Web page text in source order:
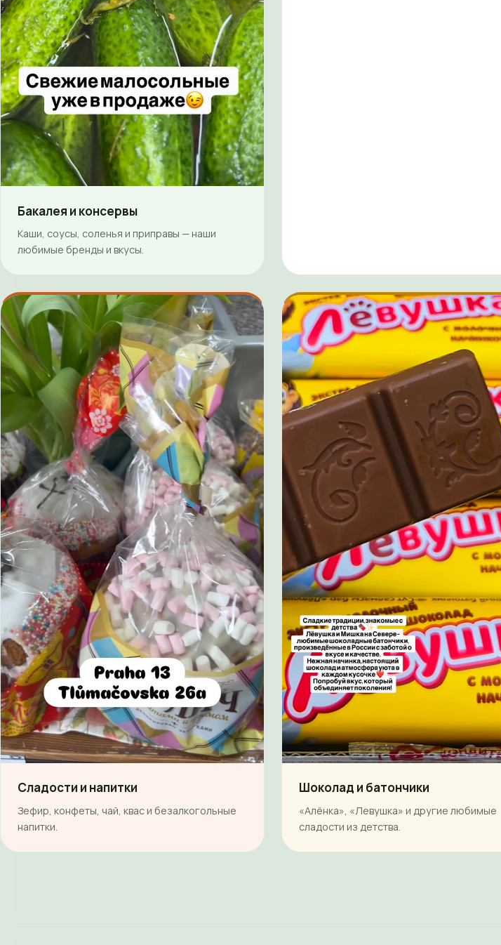
Бакалея и консервы
Каши, соусы, соленья и приправы — наши
любимые бренды и вкусы.
Сладости и напитки
Зефир, конфеты, чай, квас и безалкогольные
напитки.
Шоколад и батончики
«Алёнка», «Левушка» и другие любимые
сладости из детства.